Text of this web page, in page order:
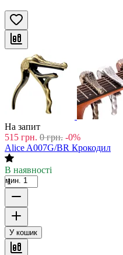
На запит
515 грн. 0 грн. -0%
Alice A007G/BR Крокодил
В наявності
мин. 1
У кошик